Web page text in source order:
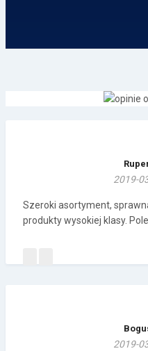
2019-
Szeroki asortyment,
produkty wysokiej klasy.
2019-